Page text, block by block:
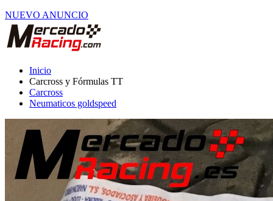
NUEVO ANUNCIO
Inicio
Carcross y Fórmulas TT
Carcross
Neumaticos goldspeed